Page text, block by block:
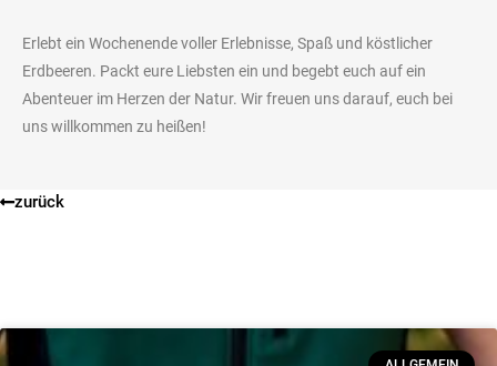
Erlebt ein Wochenende voller Erlebnisse, Spaß und köstlicher
Erdbeeren. Packt eure Liebsten ein und begebt euch auf ein
Abenteuer im Herzen der Natur. Wir freuen uns darauf, euch bei
uns willkommen zu heißen!
zurück